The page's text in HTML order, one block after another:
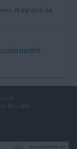
Programa de
(Madrid)